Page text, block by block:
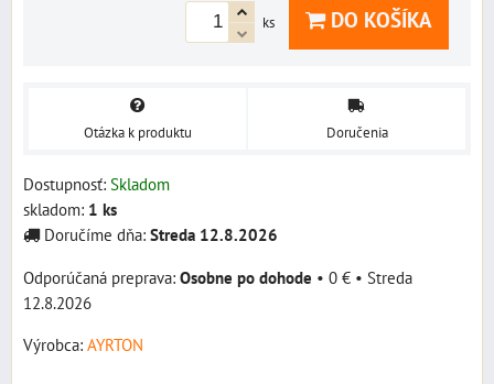
ks DO KOŠÍKA
Otázka k produktu Doručenia
Dostupnosť: Skladom
skladom: 1 ks
Doručíme dňa: Streda 12.8.2026
Osobne po dohode • 0 € • Streda
12.8.2026
Výrobca: AYRTON